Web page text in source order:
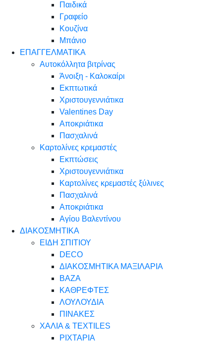
Παιδικά
Γραφείο
Κουζίνα
Μπάνιο
ΕΠΑΓΓΕΛΜΑΤΙΚΑ
Αυτοκόλλητα βιτρίνας
Άνοιξη - Καλοκαίρι
Εκπτωτικά
Χριστουγεννιάτικα
Valentines Day
Αποκριάτικα
Πασχαλινά
Καρτολίνες κρεμαστές
Εκπτώσεις
Χριστουγεννιάτικα
Καρτολίνες κρεμαστές ξύλινες
Πασχαλινά
Αποκριάτικα
Αγίου Βαλεντίνου
ΔΙΑΚΟΣΜΗΤΙΚΑ
ΕΙΔΗ ΣΠΙΤΙΟΥ
DECO
ΔΙΑΚΟΣΜΗΤΙΚΑ ΜΑΞΙΛΑΡΙΑ
ΒΑΖΑ
ΚΑΘΡΕΦΤΕΣ
ΛΟΥΛΟΥΔΙΑ
ΠΙΝΑΚΕΣ
ΧΑΛΙΑ & TEXTILES
ΡΙΧΤΑΡΙΑ